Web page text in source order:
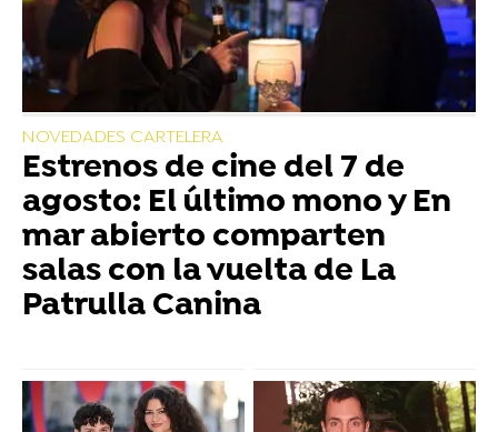
NOVEDADES CARTELERA
Estrenos de cine del 7 de
agosto: El último mono y En
mar abierto comparten
salas con la vuelta de La
Patrulla Canina